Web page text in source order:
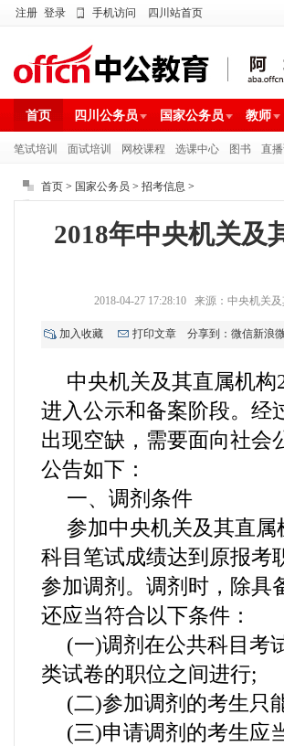
注册 登录 手机访问 四川站首页
首页 四川公务员 国家公务员 教师
笔试培训 面试培训 网校课程 选课中心 图书 直
首页 > 国家公务员 > 招考信息 >
2018年中央机关及
2018-04-27 17:28:10 来源：中央机关
加入收藏 打印文章 分享到： 微信新浪
中央机关及其直属机
进入公示和备案阶段。经
出现空缺，需要面向社会
公告如下：
一、调剂条件
参加中央机关及其直
科目笔试成绩达到原报考
参加调剂。调剂时，除具
还应当符合以下条件：
(一)调剂在公共科目考
类试卷的职位之间进行;
(二)参加调剂的考生只
(三)申请调剂的考生应